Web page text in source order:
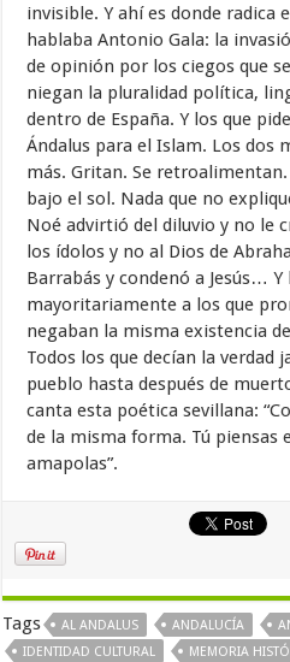
invisible. Y ahí es donde radica
hablaba Antonio Gala: la
de opinión por los ciegos que
niegan la pluralidad política,
dentro de España. Y los que
Ándalus para el Islam. Los dos
más. Gritan. Se retroalimentan.
bajo el sol. Nada que no
Noé advirtió del diluvio y no le
los ídolos y no al Dios de
Barrabás y condenó a Jesús…
mayoritariamente a los que
negaban la misma existencia
Todos los que decían la verdad
pueblo hasta después de
canta esta poética sevillana:
de la misma forma. Tú piensas
amapolas”.
Tags AL ANDALUS ANDALUCÍA
IDENTIDAD CULTURAL
MEMORIA